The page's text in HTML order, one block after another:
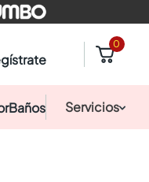
0
Baños Servicios